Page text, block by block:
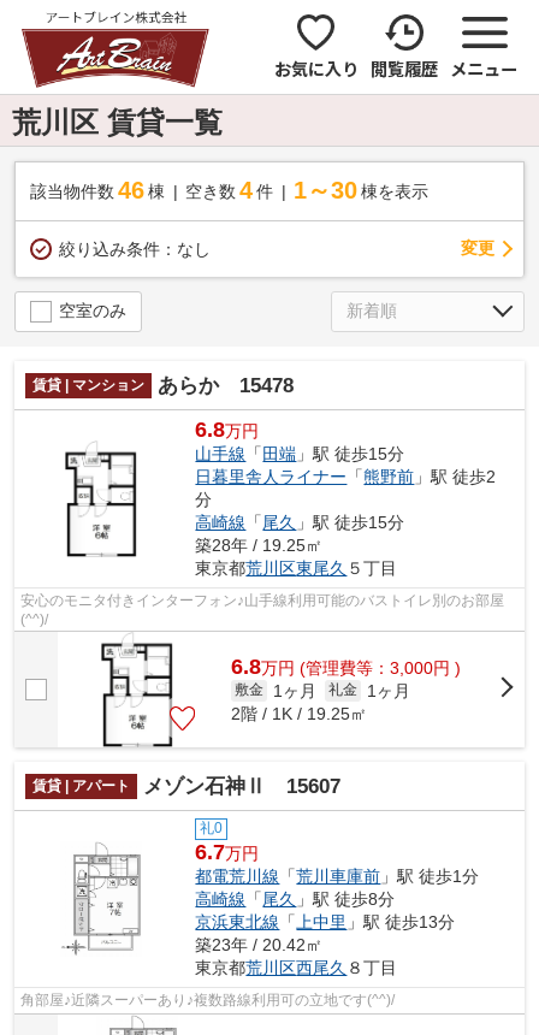
お気に入り 閲覧履歴 メニュー
荒川区 賃貸一覧
該当物件数 46棟 空き数 4 件 1～30 棟を表示
絞り込み条件： なし 変更
空室のみ
賃貸 | マンション あらか 15478
6.8万円
山手線 「 田端 」駅 徒歩15分
日暮里舎人ライナー 「熊野前 」駅 徒歩2
分
高崎線 「尾久 」駅 徒歩15分
築28年 / 19.25㎡
東京都荒川区東尾久 ５丁目
安心のモニタ付きインターフォン♪山手線利用可能のバストイレ別のお部屋
(^^)/
6.8万円 (管理費等：3,000円 )
敷金 1ヶ月 礼金
1ヶ月
2階 / 1K / 19.25㎡
賃貸 | アパート メゾン石神Ⅱ 15607
礼0
6.7万円
都電荒川線 「荒川車庫前 」駅 徒歩1分
高崎線 「尾久 」駅 徒歩8分
京浜東北線 「 上中里 」駅 徒歩13分
築23年 / 20.42㎡
東京都荒川区西尾久 ８丁目
角部屋♪近隣スーパーあり♪複数路線利用可の立地です(^^)/